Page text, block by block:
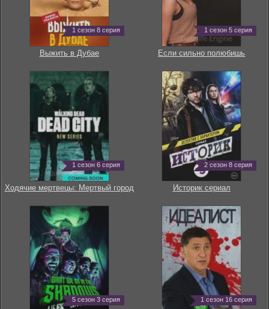
1 сезон 8 серия
Выжить в Дубае
1 сезон 5 серия
Если сильно полюбишь
1 сезон 6 серия
Ходячие мертвецы: Мертвый город
2 сезон 8 серия
Историк сериал
5 сезон 3 серия 1 сезон 16 серия